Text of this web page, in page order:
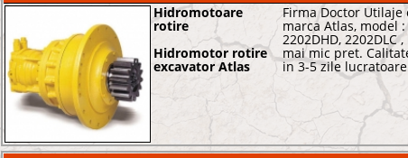
Hidromotoare
rotire
Hidromotor rotire
excavator Atlas
Firma Doctor
marca Atlas, model :
2202DHD,
mai mic pret.
in 3-5 zile